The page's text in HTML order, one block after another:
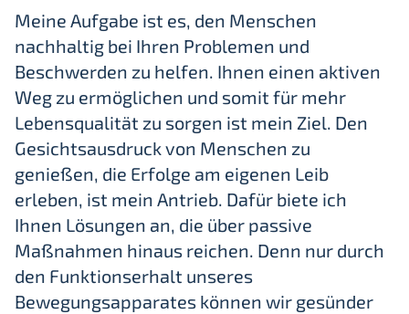
Meine Aufgabe ist es, den Menschen
nachhaltig bei Ihren Problemen und
Beschwerden zu helfen. Ihnen einen aktiven
Weg zu ermöglichen und somit für mehr
Lebensqualität zu sorgen ist mein Ziel. Den
Gesichtsausdruck von Menschen zu
genießen, die Erfolge am eigenen Leib
erleben, ist mein Antrieb. Dafür biete ich
Ihnen Lösungen an, die über passive
Maßnahmen hinaus reichen. Denn nur durch
den Funktionserhalt unseres
Bewegungsapparates können wir gesünder